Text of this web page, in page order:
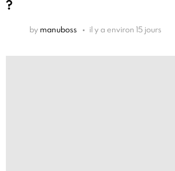
?
by manuboss il y a environ 15 jours